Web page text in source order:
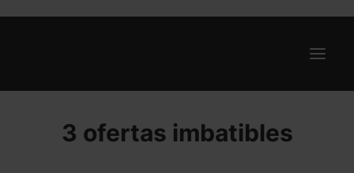
Ofertas3 ofertas imbatibles